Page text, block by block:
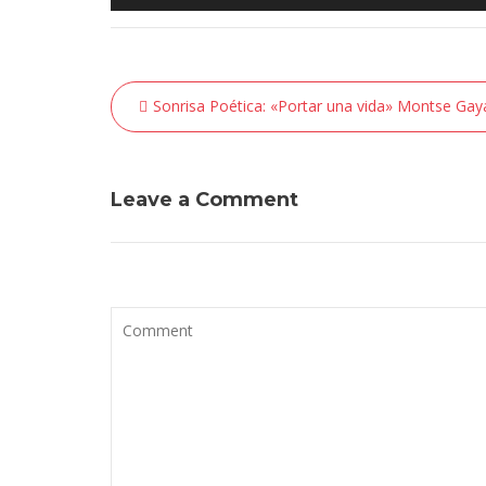
audio
Navegación
de
Sonrisa Poética: «Portar una vida» Montse
Leave a Comment